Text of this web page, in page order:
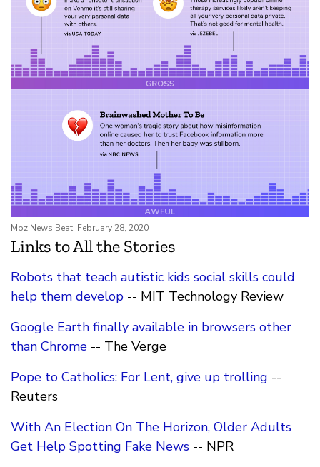
Moz News Beat, February 28, 2020
Links to All the Stories
Robots that teach autistic kids social skills could
help them develop -- MIT Technology Review
Google Earth finally available in browsers other
than Chrome -- The Verge
Pope to Catholics: For Lent, give up trolling --
Reuters
With An Election On The Horizon, Older Adults
Get Help Spotting Fake News -- NPR